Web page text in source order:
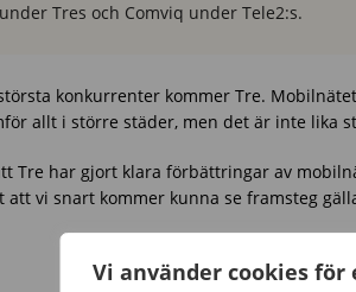
Vi använder cookies
Tres och Comviq under Tele2:s.
konkurrenter kommer Tre.
allt i större städer, men det är inte lika
Tre har gjort klara förbättringar av
att vi snart kommer kunna se framsteg